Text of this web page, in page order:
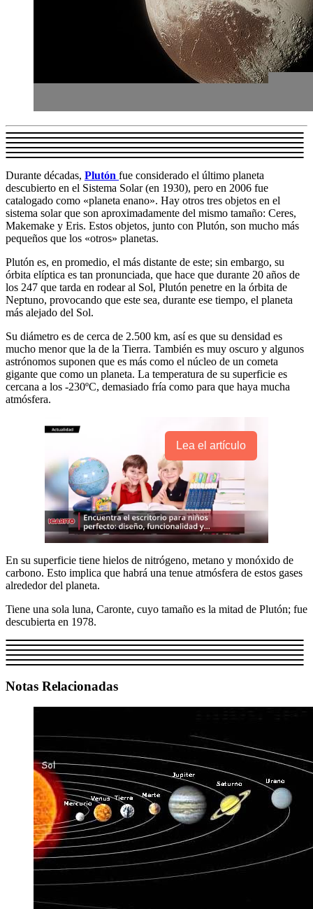
Durante décadas, Plutón fue considerado el último planeta
descubierto en el Sistema Solar (en 1930), pero en 2006 fue
catalogado como «planeta enano». Hay otros tres objetos en el
sistema solar que son aproximadamente del mismo tamaño: Ceres,
Makemake y Eris. Estos objetos, junto con Plutón, son mucho más
pequeños que los «otros» planetas.
Plutón es, en promedio, el más distante de este; sin embargo, su
órbita elíptica es tan pronunciada, que hace que durante 20 años de
los 247 que tarda en rodear al Sol, Plutón penetre en la órbita de
Neptuno, provocando que este sea, durante ese tiempo, el planeta
más alejado del Sol.
Su diámetro es de cerca de 2.500 km, así es que su densidad es
mucho menor que la de la Tierra. También es muy oscuro y algunos
astrónomos suponen que es más como el núcleo de un cometa
gigante que como un planeta. La temperatura de su superficie es
cercana a los -230ºC, demasiado fría como para que haya mucha
atmósfera.
Lea el artículo
En su superficie tiene hielos de nitrógeno, metano y monóxido de
carbono. Esto implica que habrá una tenue atmósfera de estos gases
alrededor del planeta.
Tiene una sola luna, Caronte, cuyo tamaño es la mitad de Plutón; fue
descubierta en 1978.
Notas Relacionadas